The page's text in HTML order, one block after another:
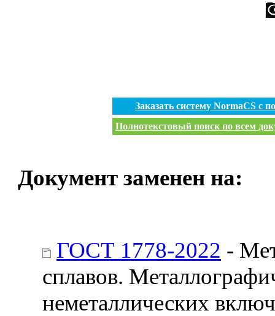
Заказать систему NormaCS с
Полнотекстовый поиск по всем
Документ заменен на:
ГОСТ 1778-2022 -
сплавов.
неметаллических